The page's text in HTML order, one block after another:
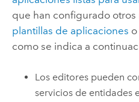
que han configurado
plantillas de aplicaciones o
como se indica a
Los editores pueden
servicios de entidades